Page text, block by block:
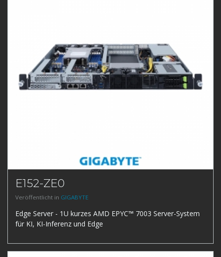
E152-ZE0
Veröffentlicht in GIGABYTE
Edge Server - 1U kurzes AMD EPYC™ 7003 Server-System
für KI, KI-Inferenz und Edge